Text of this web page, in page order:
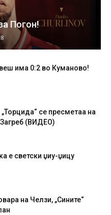
Погон!
има 0:2 во Куманово!
„Торцида“ се пресметаа на
(ВИДЕО)
е светски џиу-џицу
на Челзи, „Сините“